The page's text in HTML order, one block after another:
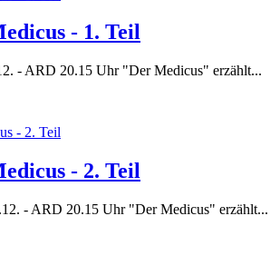
- 1. Teil
- ARD 20.15 Uhr "Der Medicus" erzählt...
- 2. Teil
- ARD 20.15 Uhr "Der Medicus" erzählt...